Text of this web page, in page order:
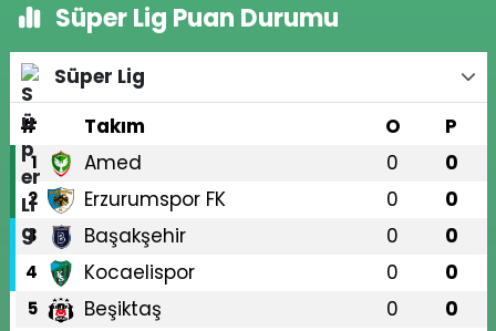
Süper Lig Puan Durumu
Süper Lig
#
Takım O P
1 Amed 0 0
2 Erzurumspor FK 0 0
3 Başakşehir 0 0
4 Kocaelispor 0 0
5 Beşiktaş 0 0